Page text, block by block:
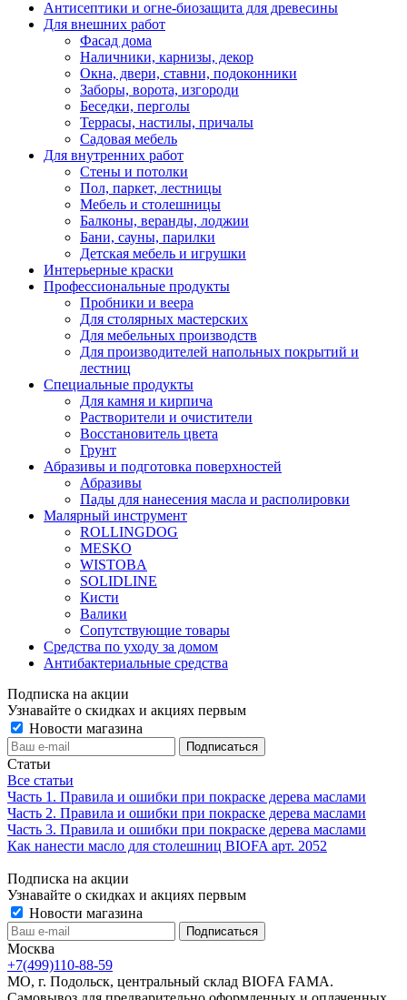
Антисептики и огне-биозащита для древесины
Для внешних работ
Фасад дома
Наличники, карнизы, декор
Окна, двери, ставни, подоконники
Заборы, ворота, изгороди
Беседки, перголы
Террасы, настилы, причалы
Садовая мебель
Для внутренних работ
Стены и потолки
Пол, паркет, лестницы
Мебель и столешницы
Балконы, веранды, лоджии
Бани, сауны, парилки
Детская мебель и игрушки
Интерьерные краски
Профессиональные продукты
Пробники и веера
Для столярных мастерских
Для мебельных производств
Для производителей напольных покрытий и
лестниц
Специальные продукты
Для камня и кирпича
Растворители и очистители
Восстановитель цвета
Грунт
Абразивы и подготовка поверхностей
Абразивы
Пады для нанесения масла и располировки
Малярный инструмент
ROLLINGDOG
MESKO
WISTOBA
SOLIDLINE
Кисти
Валики
Сопутствующие товары
Средства по уходу за домом
Антибактериальные средства
Подписка на акции
Узнавайте о скидках и акциях первым
Новости магазина
Статьи
Все статьи
Часть 1. Правила и ошибки при покраске дерева маслами
Часть 2. Правила и ошибки при покраске дерева маслами
Часть 3. Правила и ошибки при покраске дерева маслами
Как нанести масло для столешниц BIOFA арт. 2052
Подписка на акции
Узнавайте о скидках и акциях первым
Новости магазина
Москва
+7(499)110-88-59
МО, г. Подольск, центральный склад BIOFA FAMA.